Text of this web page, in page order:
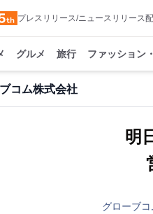
プレスリリース/ニュースリリース
グルメ 旅行 ファッション
コム株式会社
明
グローブ